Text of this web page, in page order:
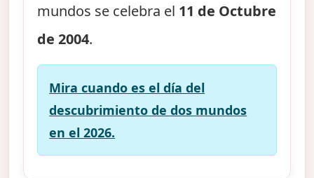
mundos se celebra el 11 de Octubre
de 2004.
Mira cuando es el día del
descubrimiento de dos mundos
en el 2026.